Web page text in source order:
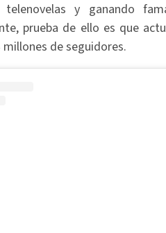
telenovelas y ganando
prueba de ello es que
millones de seguidores.